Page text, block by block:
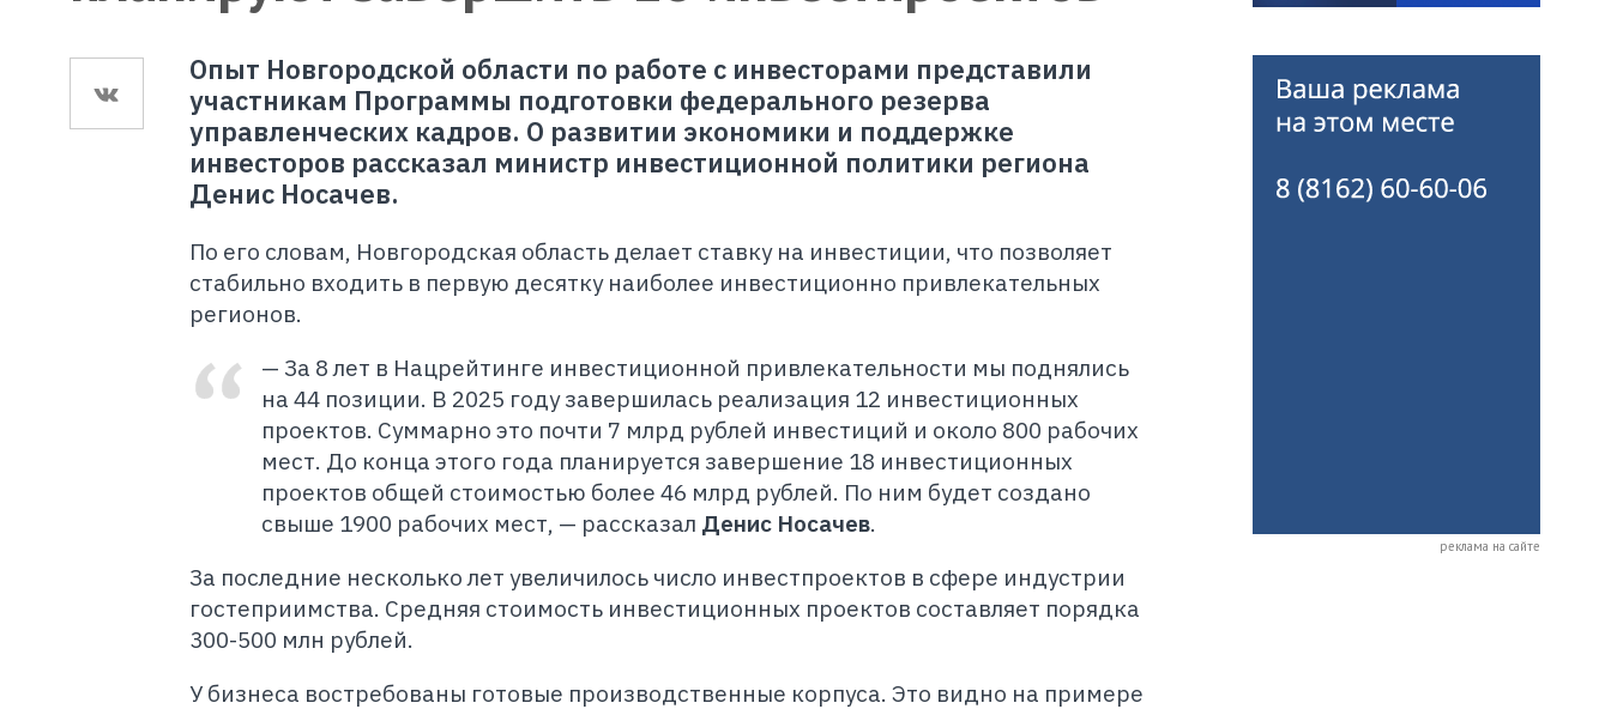
Опыт Новгородской области по работе с инвесторами представили
участникам Программы подготовки федерального резерва
управленческих кадров. О развитии экономики и поддержке
инвесторов рассказал министр инвестиционной политики региона
Денис Носачев.
По его словам, Новгородская область делает ставку на инвестиции, что позволяет
стабильно входить в первую десятку наиболее инвестиционно привлекательных
регионов.
— За 8 лет в Нацрейтинге инвестиционной привлекательности мы поднялись
на 44 позиции. В 2025 году завершилась реализация 12 инвестиционных
проектов. Суммарно это почти 7 млрд рублей инвестиций и около 800 рабочих
мест. До конца этого года планируется завершение 18 инвестиционных
проектов общей стоимостью более 46 млрд рублей. По ним будет создано
свыше 1900 рабочих мест, — рассказал Денис Носачев.
За последние несколько лет увеличилось число инвестпроектов в сфере индустрии
гостеприимства. Средняя стоимость инвестиционных проектов составляет порядка
300-500 млн рублей.
У бизнеса востребованы готовые производственные корпуса. Это видно на примере
реклама на сайте